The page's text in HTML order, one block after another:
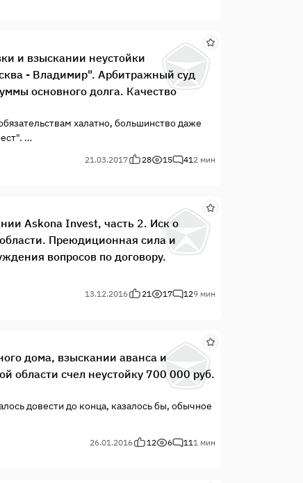
и взыскании неустойки
- Владимир". Арбитражный суд
основного долга. Качество
халатно, большинство даже
десятков) контрагентов на
думая, что из-за "копеек" за ними никто
21.03.2017 28 15 412 мин
Askona Invest, часть 2. Иск о
Преюдиционная сила и
вопросов по договору.
13.12.2016 21 17 129 мин
дома, взыскании аванса и
области счел неустойку 700 000 руб.
довести до конца, казалось бы, обычное
26.01.2016 12 6 111 мин